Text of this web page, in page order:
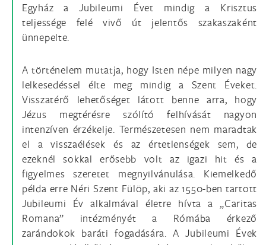
Egyház a Jubileumi Évet mindig a Krisztus
teljessége felé vivő út jelentős szakaszaként
ünnepelte.
A történelem mutatja, hogy Isten népe milyen nagy
lelkesedéssel élte meg mindig a Szent Éveket.
Visszatérő lehetőséget látott benne arra, hogy
Jézus megtérésre szólító felhívását nagyon
intenzíven érzékelje. Természetesen nem maradtak
el a visszaélések és az értetlenségek sem, de
ezeknél sokkal erősebb volt az igazi hit és a
figyelmes szeretet megnyilvánulása. Kiemelkedő
példa erre Néri Szent Fülöp, aki az 1550-ben tartott
Jubileumi Év alkalmával életre hívta a „Caritas
Romana” intézményét a Rómába érkező
zarándokok baráti fogadására. A Jubileumi Évek